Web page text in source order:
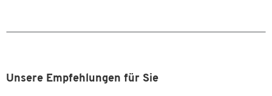
Unsere Empfehlungen für Sie